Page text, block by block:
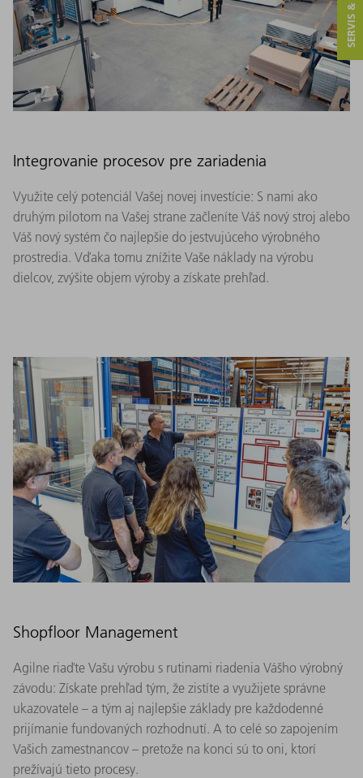
Integrovanie procesov pre zariadenia
Využite celý potenciál Vašej novej investície: S nami ako
druhým pilotom na Vašej strane začleníte Váš nový stroj alebo
Váš nový systém čo najlepšie do jestvujúceho výrobného
prostredia. Vďaka tomu znížite Vaše náklady na výrobu
dielcov, zvýšite objem výroby a získate prehľad.
Shopfloor Management
Agilne riaďte Vašu výrobu s rutinami riadenia Vášho výrobný
závodu: Získate prehľad tým, že zistíte a využijete správne
ukazovatele – a tým aj najlepšie základy pre každodenné
prijímanie fundovaných rozhodnutí. A to celé so zapojením
Vašich zamestnancov – pretože na konci sú to oni, ktorí
prežívajú tieto procesy.